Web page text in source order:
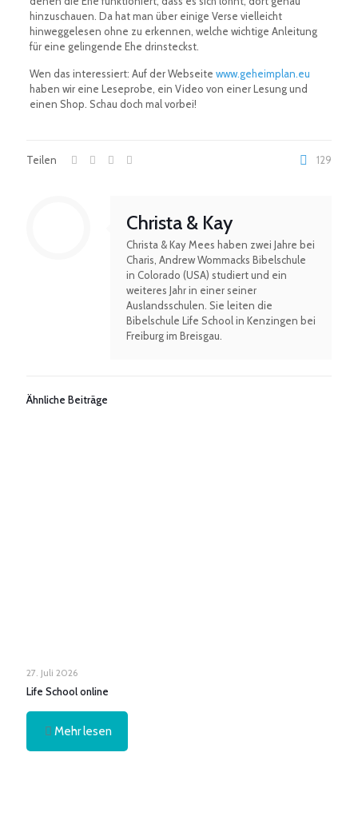
hinzuschauen. Da hat man über einige Verse vielleicht
hinweggelesen ohne zu erkennen, welche wichtige Anleitung
für eine gelingende Ehe drinsteckst.
Wen das interessiert: Auf der Webseite www.geheimplan.eu
haben wir eine Leseprobe, ein Video von einer Lesung und
einen Shop. Schau doch mal vorbei!
Teilen 129
Christa & Kay
Christa & Kay Mees haben zwei Jahre bei
Charis, Andrew Wommacks Bibelschule
in Colorado (USA) studiert und ein
weiteres Jahr in einer seiner
Auslandsschulen. Sie leiten die
Bibelschule Life School in Kenzingen bei
Freiburg im Breisgau.
Ähnliche Beiträge
27. Juli 2026
Life School online
Mehr lesen